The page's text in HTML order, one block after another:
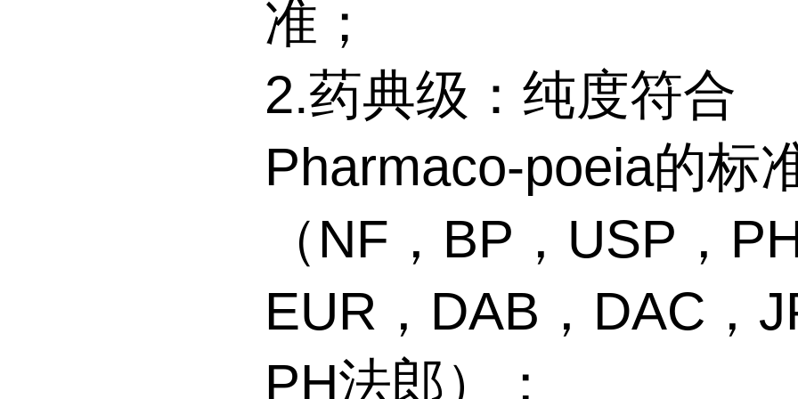
准；
2.药典级：纯度符合
Pharmaco-poeia的标
（NF，BP，USP，
EUR，DAB，DAC，
PH法郎）；